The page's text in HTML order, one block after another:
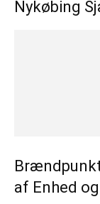
Nykøbing
af Enhed